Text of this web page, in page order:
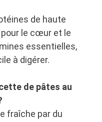
de haute
le cœur et le
essentielles,
à digérer.
de pâtes au
fraîche par du